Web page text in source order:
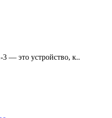
— это устройство, к..